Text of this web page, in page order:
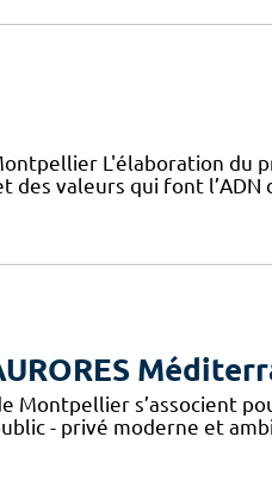
L'élaboration du
des valeurs qui font
Montpellier s’associent
- privé moderne et